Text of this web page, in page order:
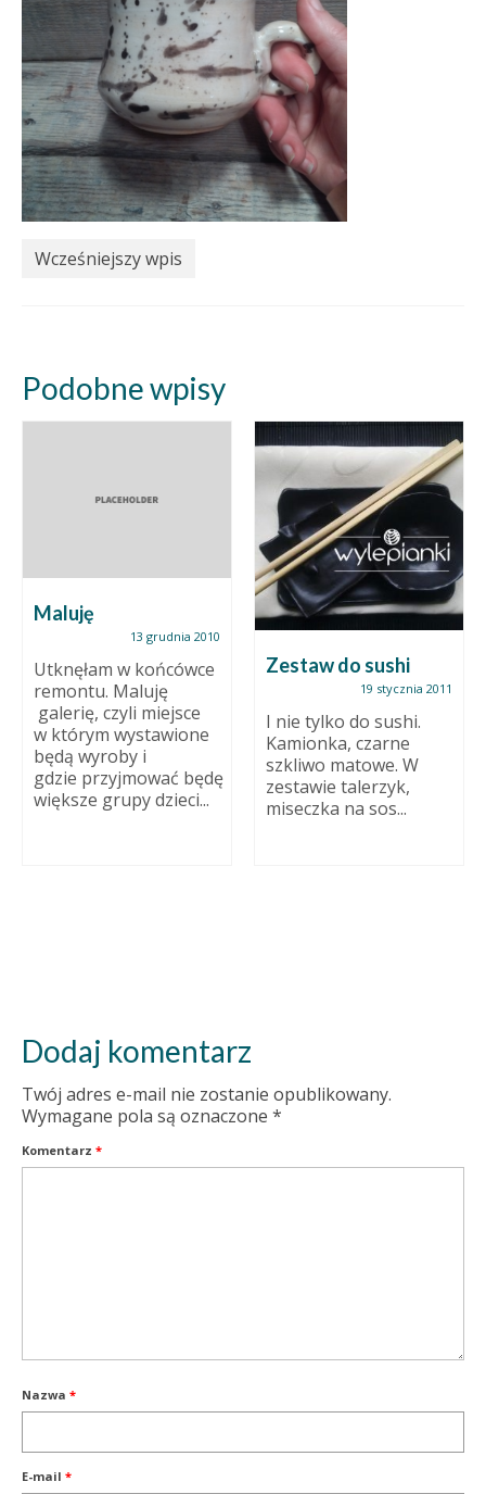
Wcześniejszy wpis
Podobne wpisy
Maluję
13 grudnia 2010
Utknęłam w końcówce
remontu. Maluję
galerię, czyli miejsce
w którym wystawione
będą wyroby i
gdzie przyjmować będę
większe grupy dzieci...
Zestaw do sushi
19 stycznia 2011
I nie tylko do sushi.
Kamionka, czarne
szkliwo matowe. W
zestawie talerzyk,
miseczka na sos...
Dodaj komentarz
Twój adres e-mail nie zostanie opublikowany.
Wymagane pola są oznaczone *
Komentarz *
Nazwa *
E-mail *